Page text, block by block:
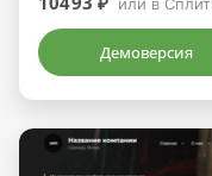
Демоверсия